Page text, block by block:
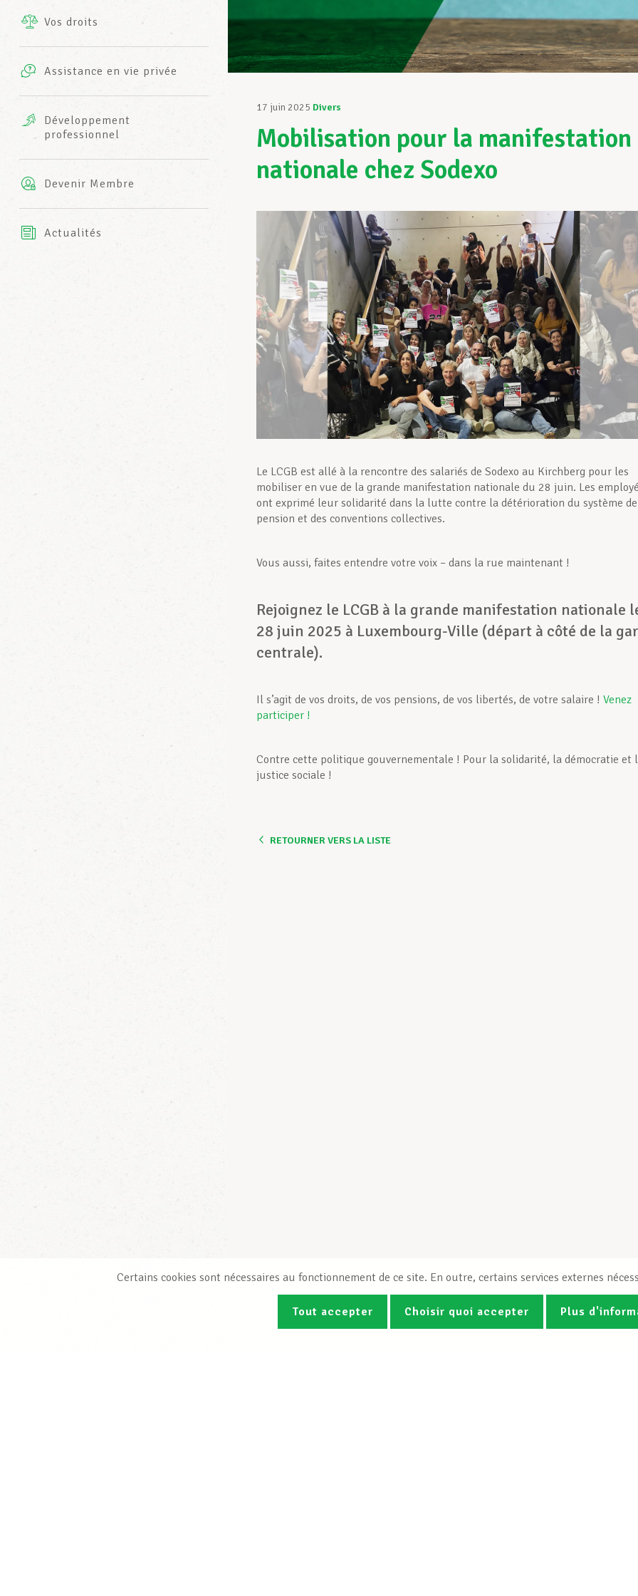
INFO-CENTER
Vos droits
Assistance en vie privée
complémentaires
AXA
Développement
professionnel
Devenir Membre
Actualités
17 juin 2025 Divers
Mobilisation pour la manifestation
nationale chez Sodexo
Le LCGB est allé à la rencontre des salariés de Sodexo au Kirchberg pour les
mobiliser en vue de la grande manifestation nationale du 28 juin. Les
ont exprimé leur solidarité dans la lutte contre la détérioration du système de
pension et des conventions collectives.
Vous aussi, faites entendre votre voix – dans la rue maintenant !
Rejoignez le LCGB à la grande manifestation nationale
28 juin 2025 à Luxembourg-Ville (départ à côté de la
centrale).
Il s’agit de vos droits, de vos pensions, de vos libertés, de votre salaire ! Venez
participer !
Contre cette politique gouvernementale ! Pour la solidarité, la démocratie et
justice sociale !
RETOURNER VERS LA LISTE
Certains cookies sont nécessaires au fonctionnement de ce site. En outre, certains services externes
Tout accepter Choisir quoi accepter Plus